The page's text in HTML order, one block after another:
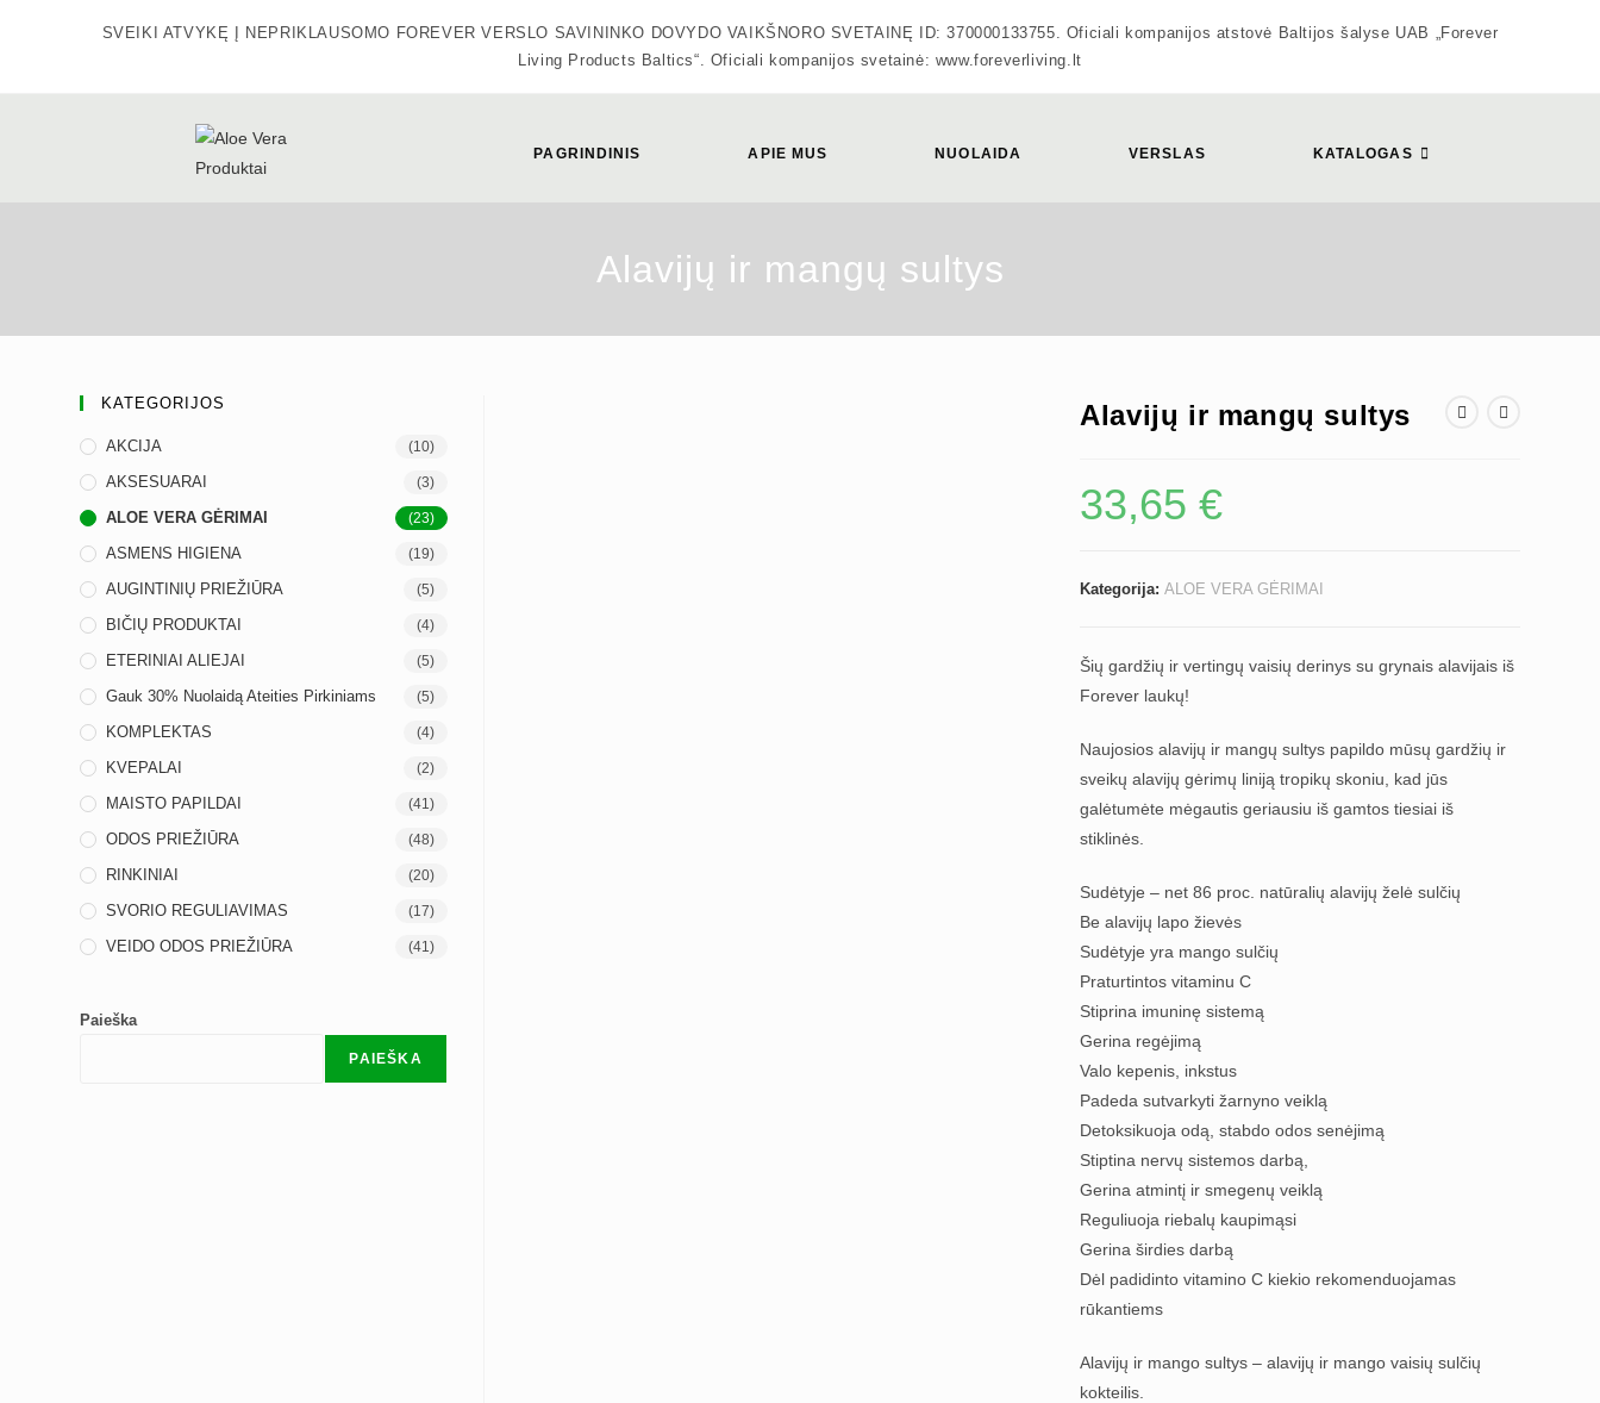
SVEIKI ATVYKĘ Į NEPRIKLAUSOMO FOREVER VERSLO SAVININKO DOVYDO VAIKŠNORO SVETAINĘ ID: 370000133755. Oficiali kompanijos atstovė Baltijos šalyse UAB „Forever
Living Products Baltics“. Oficiali kompanijos svetainė: www.foreverliving.lt
PAGRINDINIS APIE MUS NUOLAIDA VERSLAS KATALOGAS
Alavijų ir mangų sultys
Alavijų ir mangų sultys
33,65€
Kategorija:ALOE VERA GĖRIMAI
Šių gardžių ir vertingų vaisių derinys su grynais alavijais iš
Forever laukų!
Naujosios alavijų ir mangų sultys papildo mūsų gardžių ir
sveikų alavijų gėrimų liniją tropikų skoniu, kad jūs
galėtumėte mėgautis geriausiu iš gamtos tiesiai iš
stiklinės.
Sudėtyje – net 86 proc. natūralių alavijų želė sulčių
Be alavijų lapo žievės
Sudėtyje yra mango sulčių
Praturtintos vitaminu C
Stiprina imuninę sistemą
Gerina regėjimą
Valo kepenis, inkstus
Padeda sutvarkyti žarnyno veiklą
Detoksikuoja odą, stabdo odos senėjimą
Stiptina nervų sistemos darbą,
Gerina atmintį ir smegenų veiklą
Reguliuoja riebalų kaupimąsi
Gerina širdies darbą
Dėl padidinto vitamino C kiekio rekomenduojamas
rūkantiems
Alavijų ir mango sultys – alavijų ir mango vaisių sulčių
kokteilis.
KATEGORIJOS
AKCIJA (10)
AKSESUARAI (3)
ALOE VERA GĖRIMAI (23)
ASMENS HIGIENA (19)
AUGINTINIŲ PRIEŽIŪRA (5)
BIČIŲ PRODUKTAI (4)
ETERINIAI ALIEJAI (5)
Gauk 30% Nuolaidą Ateities Pirkiniams (5)
KOMPLEKTAS (4)
KVEPALAI (2)
MAISTO PAPILDAI (41)
ODOS PRIEŽIŪRA (48)
RINKINIAI (20)
SVORIO REGULIAVIMAS (17)
VEIDO ODOS PRIEŽIŪRA (41)
Paieška
PAIEŠKA